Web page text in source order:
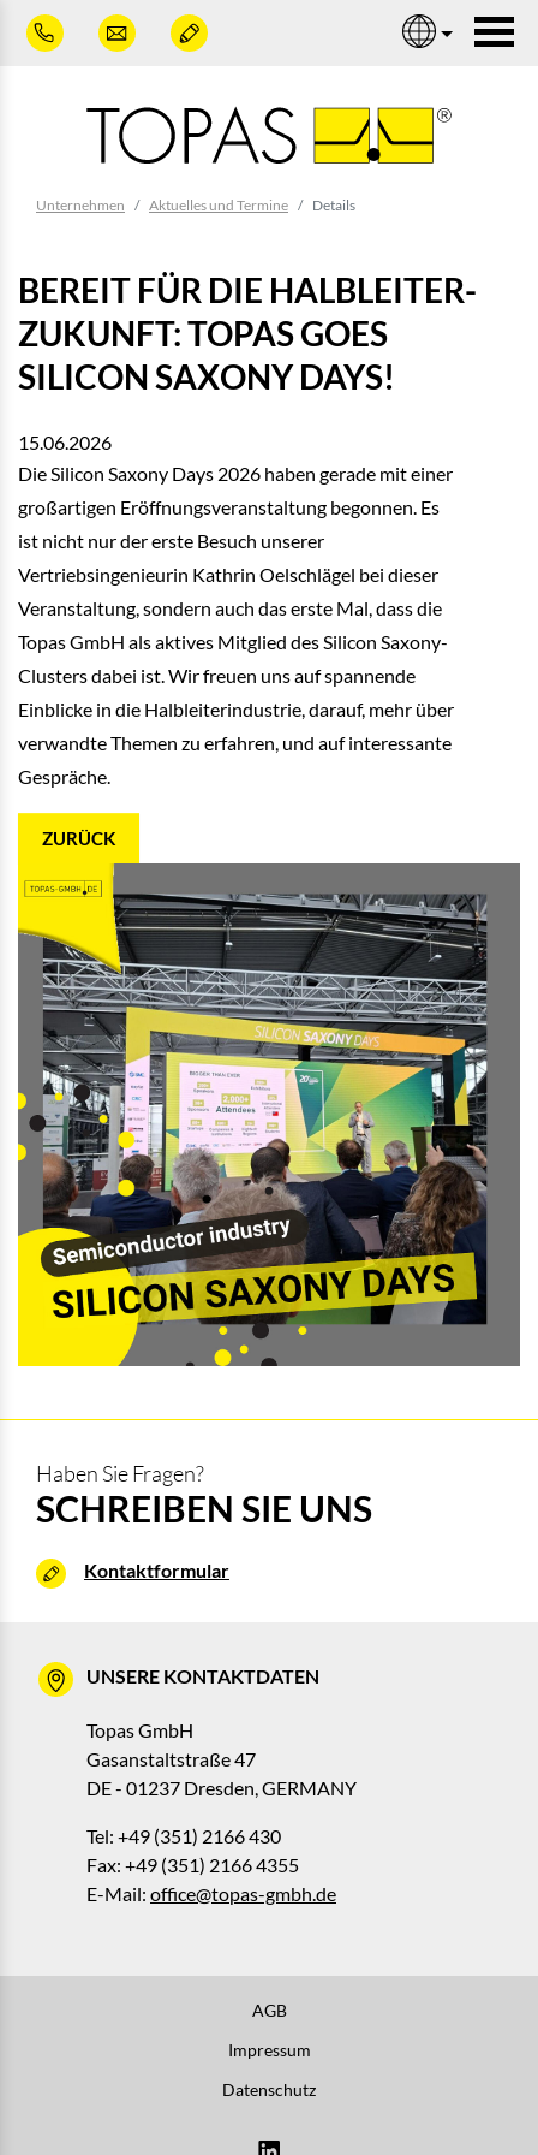
Zum Hauptinhalt springen
Unternehmen Aktuelles und Termine Details
BEREIT FÜR DIE HALBLEITER-
ZUKUNFT: TOPAS GOES
SILICON SAXONY DAYS!
15.06.2026
Die Silicon Saxony Days 2026 haben gerade mit einer
großartigen Eröffnungsveranstaltung begonnen. Es
ist nicht nur der erste Besuch unserer
Vertriebsingenieurin Kathrin Oelschlägel bei dieser
Veranstaltung, sondern auch das erste Mal, dass die
Topas GmbH als aktives Mitglied des Silicon Saxony-
Clusters dabei ist. Wir freuen uns auf spannende
Einblicke in die Halbleiterindustrie, darauf, mehr über
verwandte Themen zu erfahren, und auf interessante
Gespräche.
ZURÜCK
Haben Sie Fragen?
SCHREIBEN SIE UNS
Kontaktformular
UNSERE KONTAKTDATEN
Topas GmbH
Gasanstaltstraße 47
DE - 01237 Dresden, GERMANY
Tel: +49 (351) 2166 430
Fax: +49 (351) 2166 4355
E-Mail: office@topas-gmbh.de
AGB
Impressum
Datenschutz